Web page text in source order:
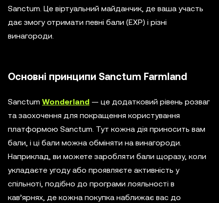
Sanctum. Це віртуальний майданчик, де ваша участь
дає змогу отримати певні бали (EXP) і різні
винагороди.
Основні принципи Sanctum Farmland
Sanctum Wonderland — це додатковий рівень розваг
та заохочення для покращення користування
платформою Sanctum. Тут кожна дія приносить вам
бали, і ці бали можна обміняти на винагороди.
Наприклад, ви можете заробляти бали щоразу, коли
укладаєте угоду або проявляєте активність у
спільноті, подібно до програми лояльності в
кав’ярнях, де кожна покупка наближає вас до